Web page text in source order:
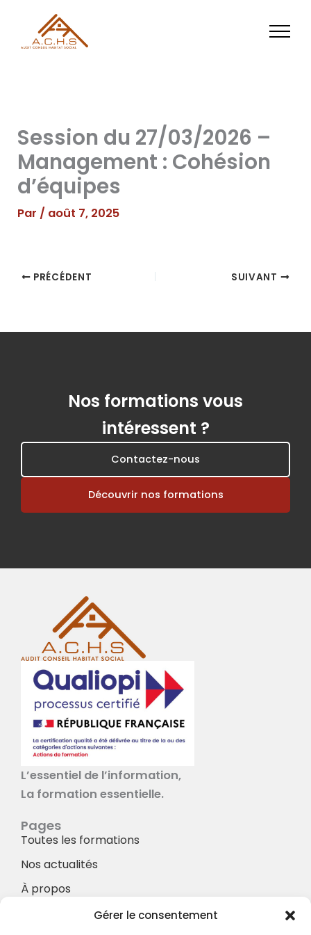
Gérer le consentement
contenu
Session du 27/03/2026 –
Management : Cohésion
d’équipes
Par / août 7, 2025
PRÉCÉDENT SUIVANT
Nos formations vous
intéressent ?
Contactez-nous
Découvrir nos formations
L’essentiel de l’information,
La formation essentielle.
Pages
Toutes les formations
Nos actualités
À propos